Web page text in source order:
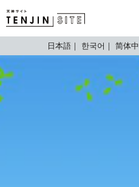
TENJIN SITE
日本語 한국어 简体